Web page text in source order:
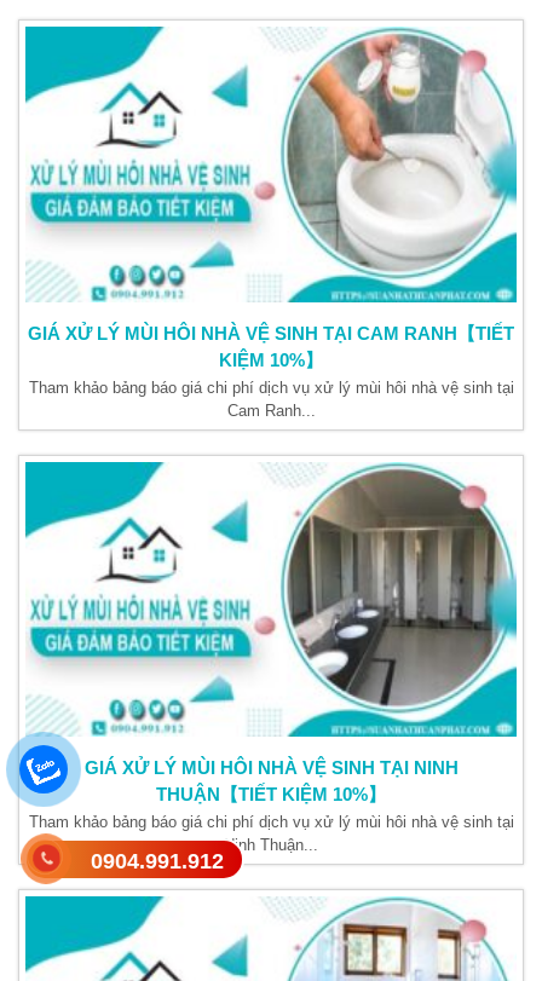
GIÁ XỬ LÝ MÙI HÔI NHÀ VỆ SINH TẠI CAM RANH【TIẾT
KIỆM 10%】
Tham khảo bảng báo giá chi phí dịch vụ xử lý mùi hôi nhà vệ sinh tại
Cam Ranh...
GIÁ XỬ LÝ MÙI HÔI NHÀ VỆ SINH TẠI NINH
THUẬN【TIẾT KIỆM 10%】
Tham khảo bảng báo giá chi phí dịch vụ xử lý mùi hôi nhà vệ sinh tại
Ninh Thuận...
0904.991.912